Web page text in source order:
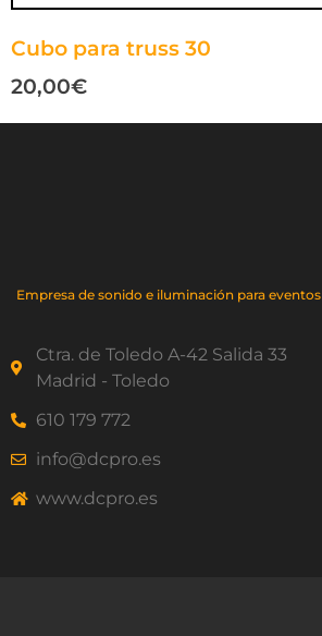
Cubo para truss 30
20,00€
Empresa de sonido e iluminación para eventos
Ctra. de Toledo A-42 Salida 33
Madrid - Toledo
610 179 772
info@dcpro.es
www.dcpro.es